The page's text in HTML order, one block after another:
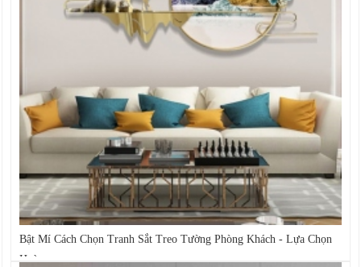
Bật Mí Cách Chọn Tranh Sắt Treo Tường Phòng Khách - Lựa Chọn
Hoàn...